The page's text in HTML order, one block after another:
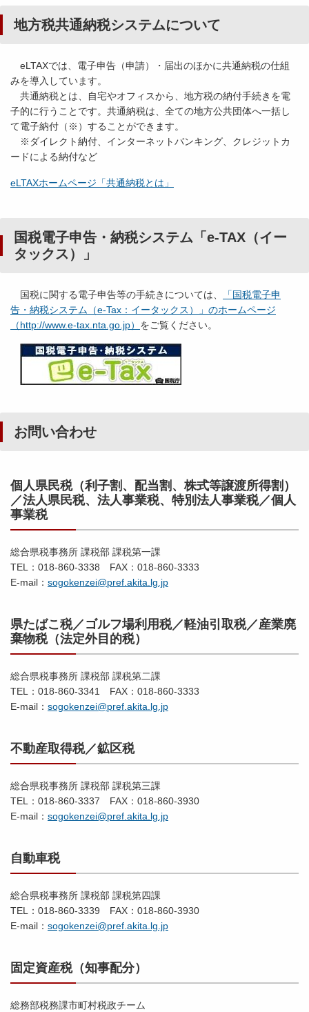
地方税共通納税システムについて
eLTAXでは、電子申告（申請）・届出のほかに共通納税の仕組
みを導入しています。
共通納税とは、自宅やオフィスから、地方税の納付手続きを電
子的に行うことです。共通納税は、全ての地方公共団体へ一括し
て電子納付（※）することができます。
※ダイレクト納付、インターネットバンキング、クレジットカ
ードによる納付など
eLTAXホームページ「共通納税とは」
国税電子申告・納税システム「e-TAX（イー
タックス）」
国税に関する電子申告等の手続きについては、
「国税電子申
告・納税システム（e-Tax：イータックス）」のホームページ
（http://www.e-tax.nta.go.jp） をご覧ください。
お問い合わせ
個人県民税（利子割、配当割、株式等譲渡所得割）
／法人県民税、法人事業税、特別法人事業税／個人
事業税
総合県税事務所 課税部 課税第一課
TEL：018-860-3338 FAX：018-860-3333
E-mail： sogokenzei@pref.akita.lg.jp
県たばこ税／ゴルフ場利用税／軽油引取税／産業廃
棄物税（法定外目的税）
総合県税事務所 課税部 課税第二課
TEL：018-860-3341 FAX：018-860-3333
E-mail： sogokenzei@pref.akita.lg.jp
不動産取得税／鉱区税
総合県税事務所 課税部 課税第三課
TEL：018-860-3337 FAX：018-860-3930
E-mail： sogokenzei@pref.akita.lg.jp
自動車税
総合県税事務所 課税部 課税第四課
TEL：018-860-3339 FAX：018-860-3930
E-mail： sogokenzei@pref.akita.lg.jp
固定資産税（知事配分）
総務部税務課市町村税政チーム